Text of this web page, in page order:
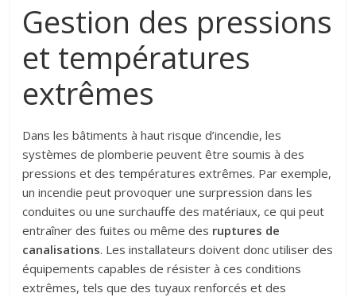
Gestion des pressions
et températures
extrêmes
Dans les bâtiments à haut risque d’incendie, les
systèmes de plomberie peuvent être soumis à des
pressions et des températures extrêmes. Par exemple,
un incendie peut provoquer une surpression dans les
conduites ou une surchauffe des matériaux, ce qui peut
entraîner des fuites ou même des ruptures de
canalisations. Les installateurs doivent donc utiliser des
équipements capables de résister à ces conditions
extrêmes, tels que des tuyaux renforcés et des